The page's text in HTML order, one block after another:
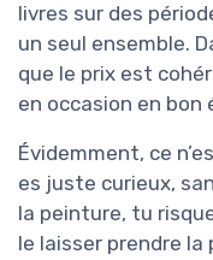
livres sur des
un seul ensemble.
que le prix est
en occasion en bon
Évidemment, ce
es juste curieux,
la peinture, tu
le laisser prendre la